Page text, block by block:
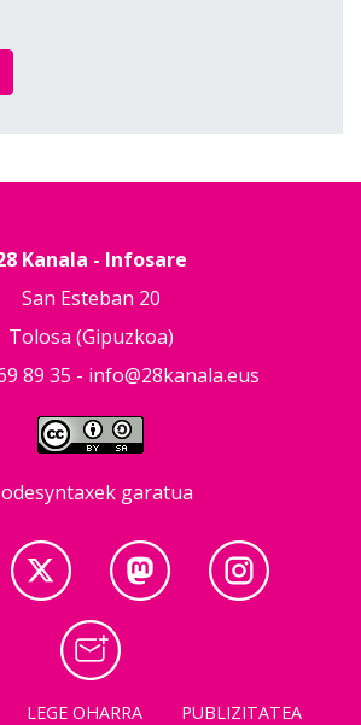
Kanala - Infosare
San Esteban 20
Tolosa (Gipuzkoa)
89 35 - info@28kanala.eus
garatua
LEGE OHARRA
PUBLIZITATEA